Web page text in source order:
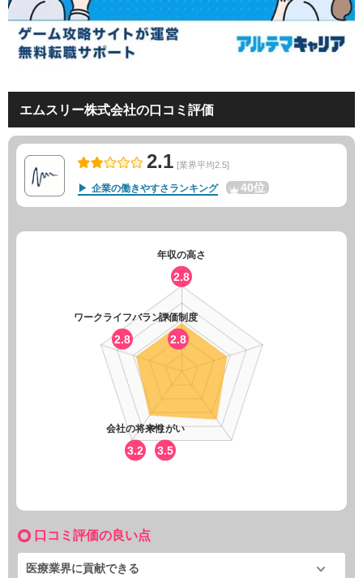
エムスリー株式会社の口コミ評価
2.1 [業界平均2.5]
企業の働きやすさランキング 40位
年収の高さ
2.8
評価制度
2.8
やりがい
3.5
会社の将来性
3.2
ワークライフバランス
2.8
口コミ評価の良い点
医療業界に貢献できる